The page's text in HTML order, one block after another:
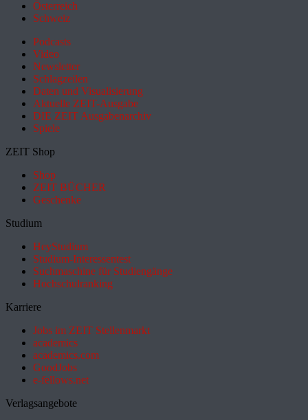
Österreich
Schweiz
Podcasts
Video
Newsletter
Schlagzeilen
Daten und Visualisierung
Aktuelle ZEIT-Ausgabe
DIE ZEIT Ausgabenarchiv
Spiele
ZEIT Shop
Shop
ZEIT BÜCHER
Geschenke
Studium
HeyStudium
Studium-Interessentest
Suchmaschine für Studiengänge
Hochschulranking
Karriere
Jobs im ZEIT Stellenmarkt
academics
academics.com
GoodJobs
e-fellows.net
Verlagsangebote